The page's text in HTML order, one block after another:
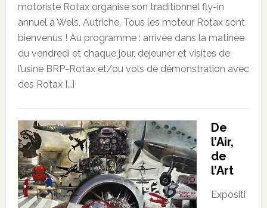
motoriste Rotax organise son traditionnel fly-in
annuel à Wels, Autriche. Tous les moteur Rotax sont
bienvenus ! Au programme : arrivée dans la matinée
du vendredi et chaque jour, dejeuner et visites de
l’usine BRP-Rotax et/ou vols de démonstration avec
des Rotax […]
De
l’Air,
de
l’Art
Expositi